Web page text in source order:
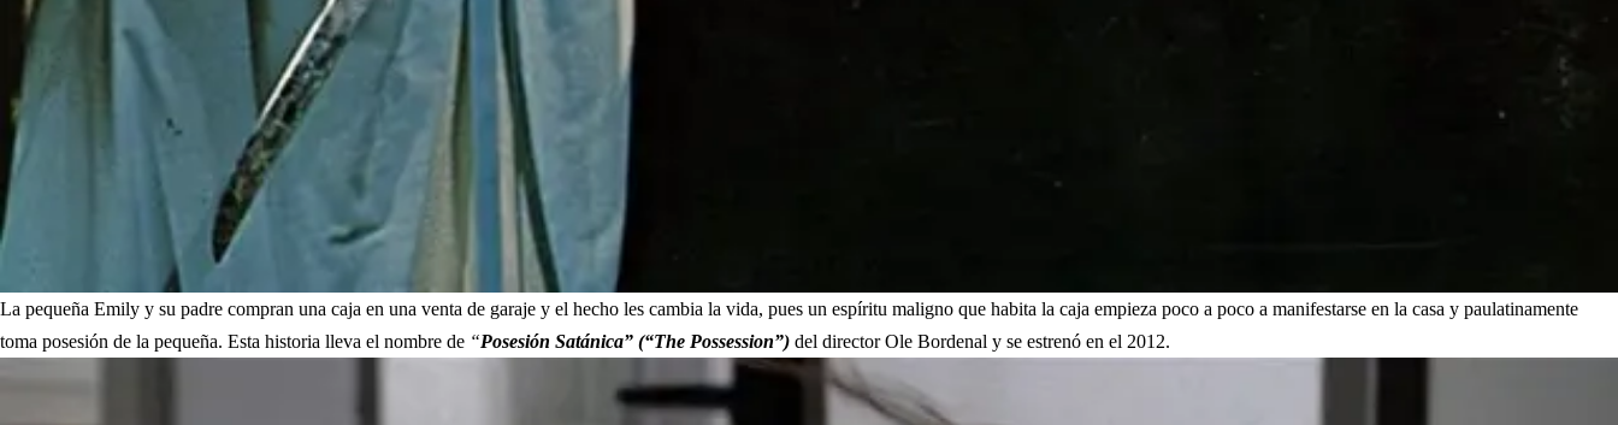
La pequeña Emily y su padre compran una caja en una venta de garaje y el hecho les cambia la vida, pues un espíritu maligno que habita la caja empieza poco a poco a manifestarse en la casa y paulatinamente
toma posesión de la pequeña. Esta historia lleva el nombre de “Posesión Satánica” (“The Possession”) del director Ole Bordenal y se estrenó en el 2012.